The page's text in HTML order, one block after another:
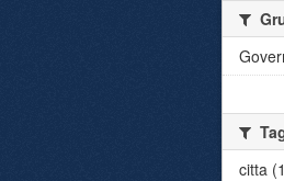
citta